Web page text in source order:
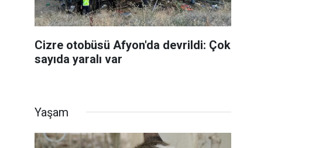
Cizre otobüsü Afyon'da devrildi: Çok
sayıda yaralı var
Yaşam